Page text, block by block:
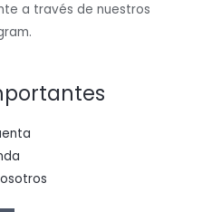
a través de nuestros